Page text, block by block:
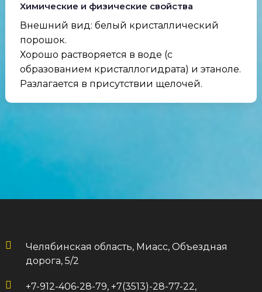
Химические и физические свойства
Внешний вид: белый кристаллический
порошок.
Хорошо растворяется в воде (с
образованием кристаллогидрата) и этаноле.
Разлагается в присутствии щелочей.
Челябинская область, Миасс, Объездная
дорога, 5/2
+7-912-406-28-79, +7(3513)-28-77-22,